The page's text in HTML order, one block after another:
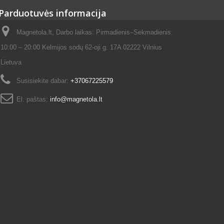
Parduotuvės informacija
Magnetola.lt, Darbo laikas: Pirmadienis–Sekmadienis:
10:00 – 20:00 Kelmijos sodų 62-oji g. 17A 02222 Vilnius
Lietuva
Susisiekite dabar: +37067225579
El. paštas: info@magnetola.lt